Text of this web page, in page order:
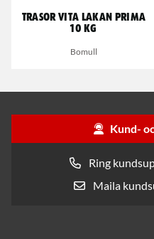
Trasor Vita Lakan Prima
10 kg
Bomull
Kund-
Ring
Maila